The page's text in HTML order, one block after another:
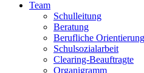
Team
Schulleitung
Beratung
Berufliche Orientierung
Schulsozialarbeit
Clearing-Beauftragte
Organigramm